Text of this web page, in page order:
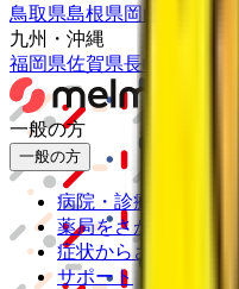
鳥取県島根県岡山県
九州・沖縄
福岡県佐賀県長崎県
一般の方
一般の方
病院・診療所をさがす
薬局をさがす
症状からさがす
サポート